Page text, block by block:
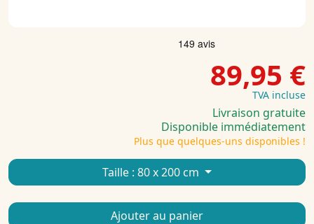
89,95 €
TVA incluse
Livraison gratuite
Disponible immédiatement
Plus que quelques-uns disponibles !
Taille : 80 x 200 cm
Ajouter au panier